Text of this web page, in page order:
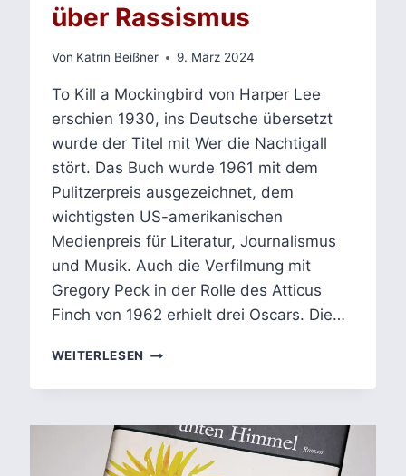
über Rassismus
Von Katrin Beißner 9. März 2024
To Kill a Mockingbird von Harper Lee
erschien 1930, ins Deutsche übersetzt
wurde der Titel mit Wer die Nachtigall
stört. Das Buch wurde 1961 mit dem
Pulitzerpreis ausgezeichnet, dem
wichtigsten US-amerikanischen
Medienpreis für Literatur, Journalismus
und Musik. Auch die Verfilmung mit
Gregory Peck in der Rolle des Atticus
Finch von 1962 erhielt drei Oscars. Die…
WEITERLESEN TO
A
HARPER
LEES
UNBEQUEME